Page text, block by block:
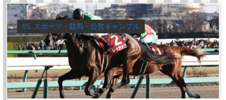
05. スポーツ・競馬・公営ギャンブル